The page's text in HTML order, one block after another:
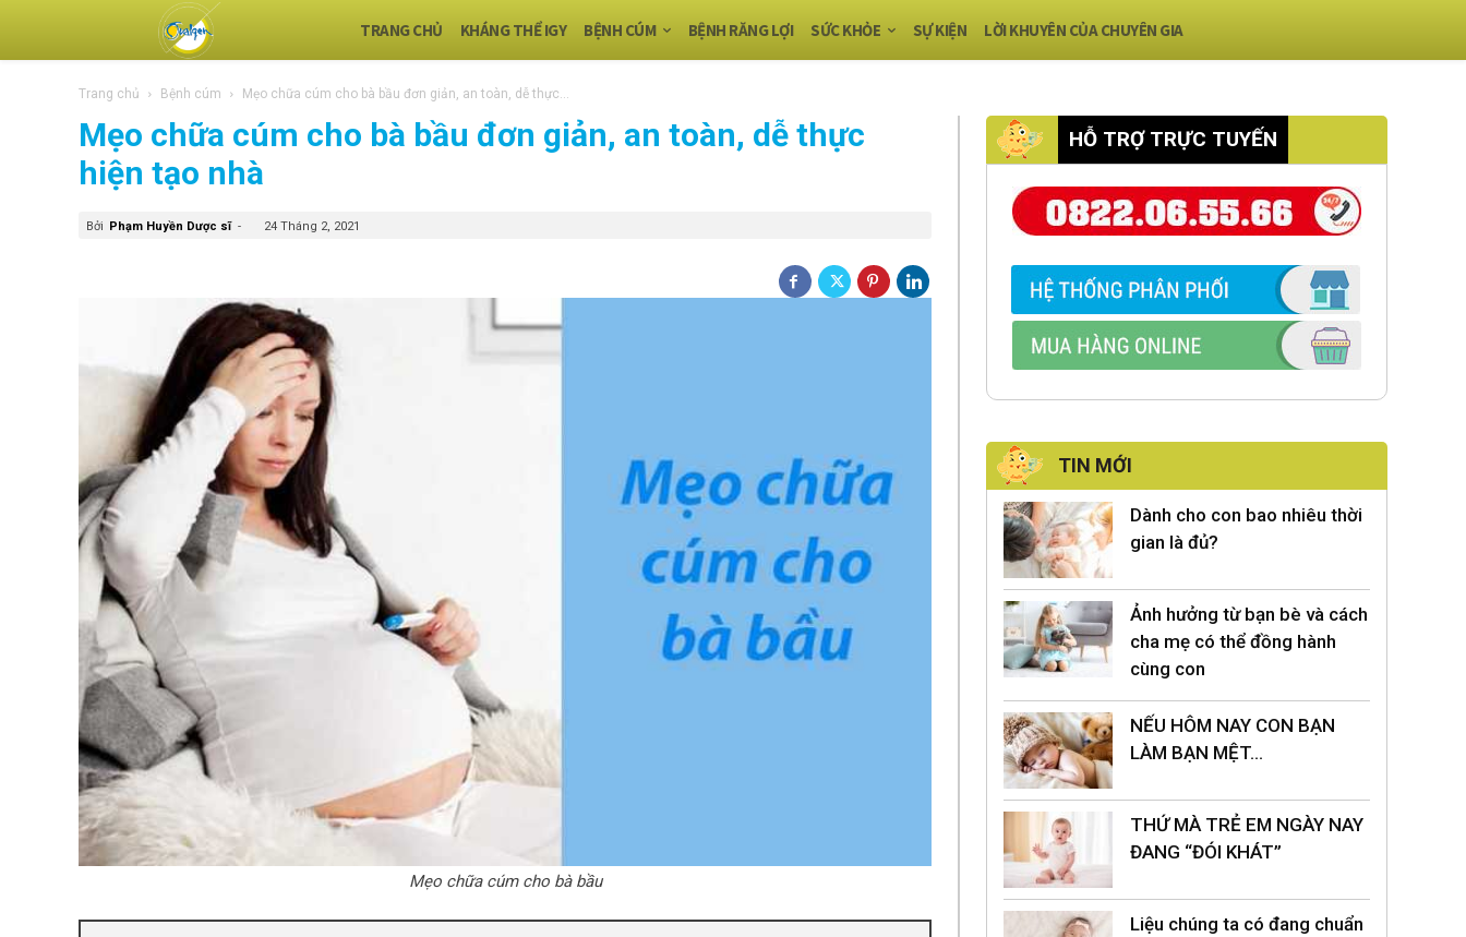
TRANG CHỦ KHÁNG THỂ IGY BỆNH CÚM BỆNH RĂNG LỢI SỨC KHỎE SỰ KIỆN LỜI KHUYÊN CỦA CHUYÊN GIA
Trang chủ Bệnh cúm Mẹo chữa cúm cho bà bầu đơn giản, an toàn, dễ thực...
Mẹo chữa cúm cho bà bầu đơn giản, an toàn, dễ thực
hiện tạo nhà
Bởi Phạm Huyền Dược sĩ - 24 Tháng 2, 2021
Mẹo chữa cúm cho bà bầu
HỖ TRỢ TRỰC TUYẾN
TIN MỚI
Dành cho con bao nhiêu thời
gian là đủ?
Ảnh hưởng từ bạn bè và cách
cha mẹ có thể đồng hành
cùng con
NẾU HÔM NAY CON BẠN
LÀM BẠN MỆT…
THỨ MÀ TRẺ EM NGÀY NAY
ĐANG “ĐÓI KHÁT”
Liệu chúng ta có đang chuẩn